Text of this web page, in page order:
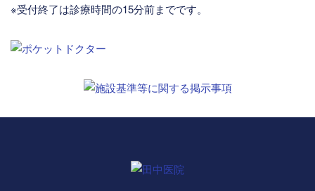
※受付終了は診療時間の15分前までです。